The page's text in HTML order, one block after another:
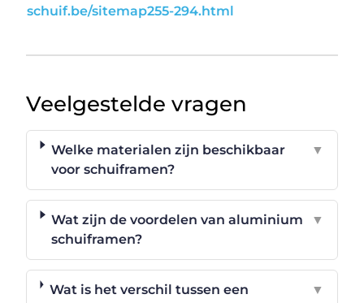
schuif.be/sitemap255-294.html
Veelgestelde vragen
Welke materialen zijn beschikbaar
voor schuiframen?
▼
Wat zijn de voordelen van aluminium
schuiframen?
▼
Wat is het verschil tussen een
▼